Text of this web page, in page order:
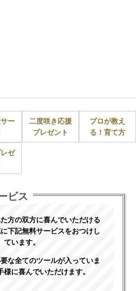
ー
二度咲き応援
プレゼント
プロが教え
る！育て方
ゼ
ビス
方の双方に喜んでいただける
下記無料サービスをおつけし
ています。
な全てのツールが入っていま
様に喜んでいただけます。